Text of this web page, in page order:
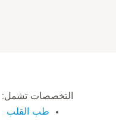
التخصصات تشمل:
طب القلب